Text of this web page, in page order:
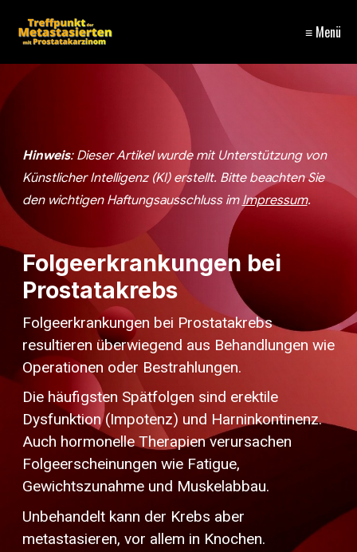
≡ Menü
Hinweis: Dieser Artikel wurde mit Unterstützung von
Künstlicher Intelligenz (KI) erstellt. Bitte beachten Sie
den wichtigen Haftungsausschluss im Impressum.
Folgeerkrankungen bei
Prostatakrebs
Folgeerkrankungen bei Prostatakrebs
resultieren überwiegend aus Behandlungen wie
Operationen oder Bestrahlungen.
Die häufigsten Spätfolgen sind erektile
Dysfunktion (Impotenz) und Harninkontinenz.
Auch hormonelle Therapien verursachen
Folgeerscheinungen wie Fatigue,
Gewichtszunahme und Muskelabbau.
Unbehandelt kann der Krebs aber
metastasieren, vor allem in Knochen.